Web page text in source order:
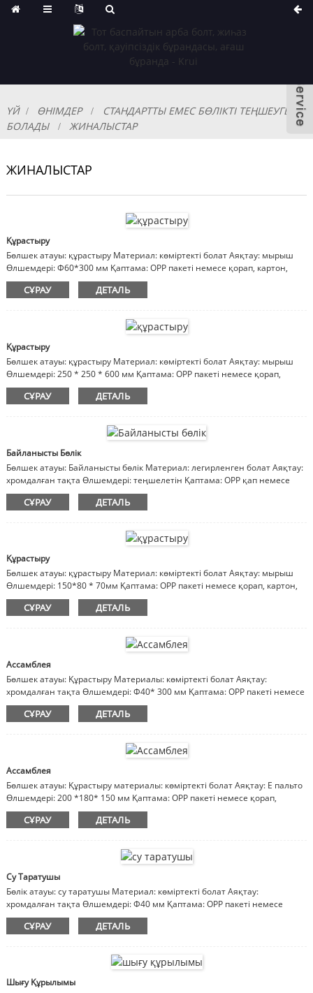
ҮЙ ӨНІМДЕР
СТАНДАРТТЫ ЕМЕС БӨЛІКТІ ТЕҢШЕУГЕ
БОЛАДЫ
ЖИНАЛЫСТАР
ЖИНАЛЫСТАР
Құрастыру
Бөлшек атауы: құрастыру Материал: көміртекті болат Аяқтау: мырыш
Өлшемдері: Φ60*300 мм Қаптама: OPP пакеті немесе қорап, картон,
ағаш қорап Ескертпе: материал, әрлеу, өлшемдер реттеледі
СҰРАУ ДЕТАЛЬ
Құрастыру
Бөлшек атауы: құрастыру Материал: көміртекті болат Аяқтау: мырыш
Өлшемдері: 250 * 250 * 600 мм Қаптама: OPP пакеті немесе қорап,
картон, ағаш қорап Ескертпе: материал, әрлеу, өлшемдер реттеледі
СҰРАУ ДЕТАЛЬ
Байланысты Бөлік
Бөлшек атауы: Байланысты бөлік Материал: легирленген болат Аяқтау:
хромдалған тақта Өлшемдері: теңшелетін Қаптама: OPP қап немесе
қорап, картон, ағаш қорап Ескертпелер: материал, әрлеу, өлшемдер
теңшеуге болады
СҰРАУ ДЕТАЛЬ
Құрастыру
Бөлшек атауы: құрастыру Материал: көміртекті болат Аяқтау: мырыш
Өлшемдері: 150*80 * 70мм Қаптама: OPP пакеті немесе қорап, картон,
ағаш қорап Ескертпе: материал, әрлеу, өлшемдер реттеледі
СҰРАУ ДЕТАЛЬ
Ассамблея
Бөлшек атауы: Құрастыру Материалы: көміртекті болат Аяқтау:
хромдалған тақта Өлшемдері: Φ40* 300 мм Қаптама: OPP пакеті немесе
қорап, картон, ағаш қорап Ескертпе: материал, әрлеу, өлшемдер
реттеледі
СҰРАУ ДЕТАЛЬ
Ассамблея
Бөлшек атауы: Құрастыру материалы: көміртекті болат Аяқтау: E пальто
Өлшемдері: 200 *180* 150 мм Қаптама: OPP пакеті немесе қорап,
картон, ағаш қорап Ескертпе: материал, әрлеу, өлшемдер реттеледі
СҰРАУ ДЕТАЛЬ
Су Таратушы
Бөлік атауы: су таратушы Материал: көміртекті болат Аяқтау:
хромдалған тақта Өлшемдері: Φ40 мм Қаптама: OPP пакеті немесе
қорап, картон, ағаш қорап Ескертпе: материал, әрлеу, өлшемдер
реттеледі
СҰРАУ ДЕТАЛЬ
Шығу Құрылымы